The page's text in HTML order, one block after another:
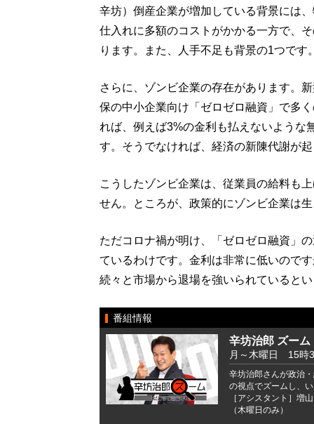
辛坊）倒産企業が増加している背景には
仕入れに多額のコストがかかる一方で、
ります。また、人手不足も背景の1つです
さらに、ゾンビ企業の存在があります。
保の中小企業向け「ゼロゼロ融資」で多
れば、例えば3%の金利も払えないような
す。そうでなければ、経済の新陳代謝が
こうしたゾンビ企業は、従業員の給料も
せん。ところが、政策的にゾンビ企業は
ただコロナ禍が明け、「ゼロゼロ融資」
ているわけです。金利は非常に低いので
続々と市場から退場を強いられていると
番組情報
辛坊治郎 ズー
月～木曜日 15
辛坊治郎さんが政治
の視点でズームし、
［アシスタント］増
（木曜日のみ）